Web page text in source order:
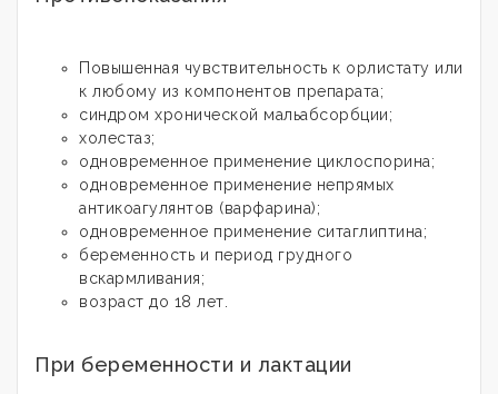
Повышенная чувствительность к орлистату или
к любому из компонентов препарата;
синдром хронической мальабсорбции;
холестаз;
одновременное применение циклоспорина;
одновременное применение непрямых
антикоагулянтов (варфарина);
одновременное применение ситаглиптина;
беременность и период грудного
вскармливания;
возраст до 18 лет.
При беременности и лактации